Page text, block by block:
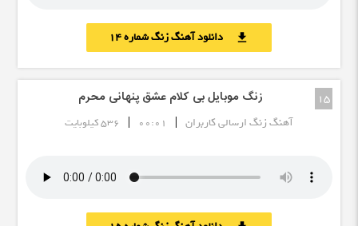
download دانلود آهنگ زنگ شماره 14
15 زنگ موبایل بی کلام عشق پنهانی محرم
آهنگ زنگ ارسالی کاربران |
00:01
| 536 کیلوبایت